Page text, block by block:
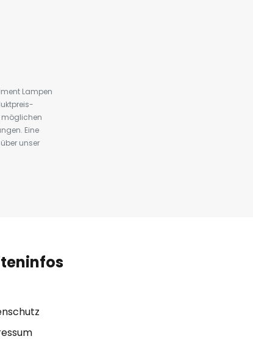
Lampen
möglichen
Eine
unser